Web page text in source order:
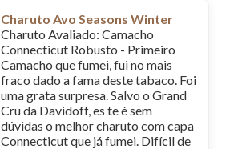
Charuto Avo Seasons Winter
Charuto Avaliado: Camacho
Connecticut Robusto - Primeiro
Camacho que fumei, fui no mais
fraco dado a fama deste tabaco. Foi
uma grata surpresa. Salvo o Grand
Cru da Davidoff, es te é sem
dúvidas o melhor charuto com capa
Connecticut que já fumei. Difícil de